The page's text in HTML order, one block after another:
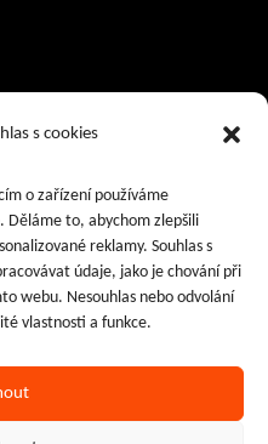
s cookies
o zařízení používáme
Děláme to, abychom zlepšili
reklamy. Souhlas s
údaje, jako je chování při
webu. Nesouhlas nebo odvolání
vlastnosti a funkce.